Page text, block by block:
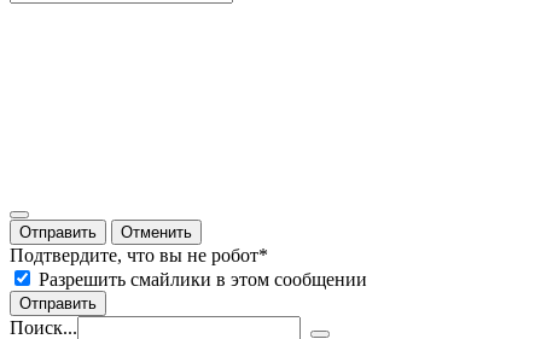
Отправить Отменить
Подтвердите, что вы не робот*
Разрешить смайлики в этом сообщении
Отправить
Поиск...